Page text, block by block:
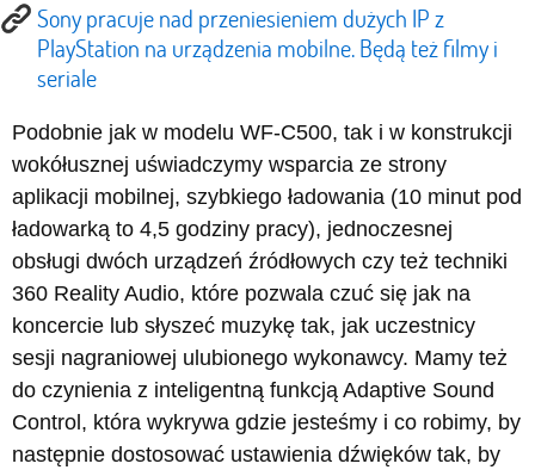
Sony pracuje nad przeniesieniem dużych IP z
PlayStation na urządzenia mobilne. Będą też filmy i
seriale
Podobnie jak w modelu WF-C500, tak i w konstrukcji
wokółusznej uświadczymy wsparcia ze strony
aplikacji mobilnej, szybkiego ładowania (10 minut pod
ładowarką to 4,5 godziny pracy), jednoczesnej
obsługi dwóch urządzeń źródłowych czy też techniki
360 Reality Audio, które pozwala czuć się jak na
koncercie lub słyszeć muzykę tak, jak uczestnicy
sesji nagraniowej ulubionego wykonawcy. Mamy też
do czynienia z inteligentną funkcją Adaptive Sound
Control, która wykrywa gdzie jesteśmy i co robimy, by
następnie dostosować ustawienia dźwięków tak, by